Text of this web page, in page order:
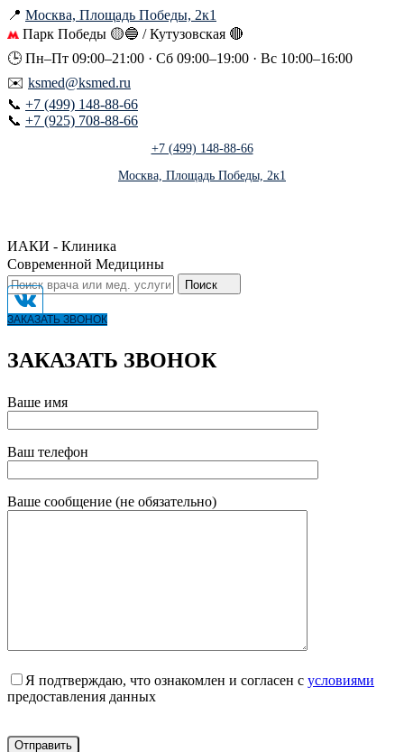
📍 Москва, Площадь Победы, 2к1
Парк Победы 🟡🔵 / Кутузовская 🔴
🕒 Пн–Пт 09:00–21:00 · Сб 09:00–19:00 · Вс 10:00–16:00
✉️ ksmed@ksmed.ru
📞 +7 (499) 148-88-66
📞 +7 (925) 708-88-66
+7 (499) 148-88-66
Москва, Площадь Победы, 2к1
ИАКИ - Клиника
Современной Медицины
Поиск
ЗАКАЗАТЬ ЗВОНОК
ЗАКАЗАТЬ ЗВОНОК
Ваше имя
Ваш телефон
Ваше сообщение (не обязательно)
Я подтверждаю, что ознакомлен и согласен с условиями
предоставления данных